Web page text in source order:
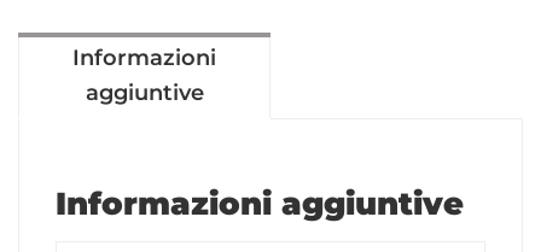
Informazioni
aggiuntive
Informazioni aggiuntive